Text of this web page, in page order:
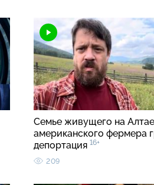
Семье живущего на Алтае
американского фермера
депортация 16+
209